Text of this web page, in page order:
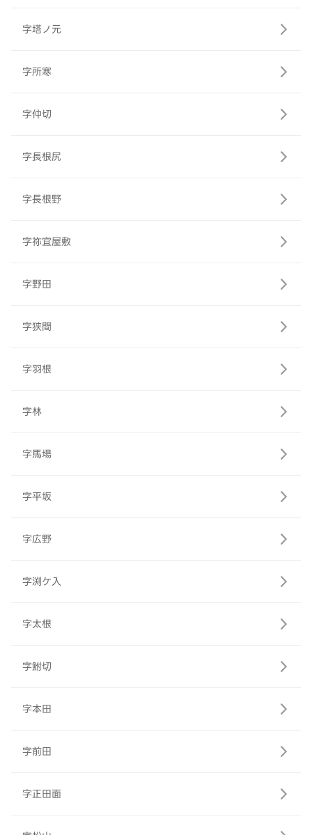
字塔ノ元
字所寒
字仲切
字長根尻
字長根野
字祢宜屋敷
字野田
字狭間
字羽根
字林
字馬場
字平坂
字広野
字渕ケ入
字太根
字鮒切
字本田
字前田
字正田面